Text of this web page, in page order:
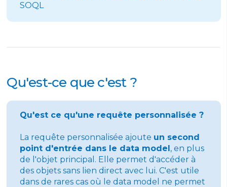
SOQL
Qu'est-ce que c'est ?
Qu'est ce qu'une requête personnalisée ?
La requête personnalisée ajoute un second
point d'entrée dans le data model, en plus
de l'objet principal. Elle permet d'accéder à
des objets sans lien direct avec lui. C'est utile
dans de rares cas où le data model ne permet